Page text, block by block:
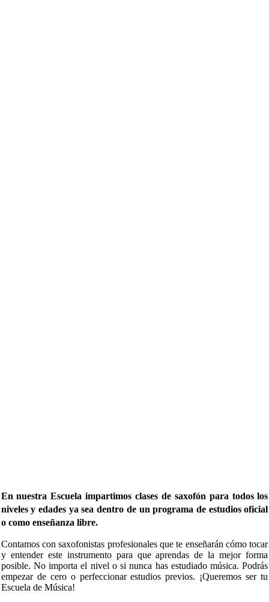
En nuestra Escuela impartimos clases de saxofón para todos los
niveles y edades ya sea dentro de un programa de estudios oficial
o como enseñanza libre.
Contamos con saxofonistas profesionales que te enseñarán cómo tocar
y entender este instrumento para que aprendas de la mejor forma
posible. No importa el nivel o si nunca has estudiado música. Podrás
empezar de cero o perfeccionar estudios previos. ¡Queremos ser tu
Escuela de Música!